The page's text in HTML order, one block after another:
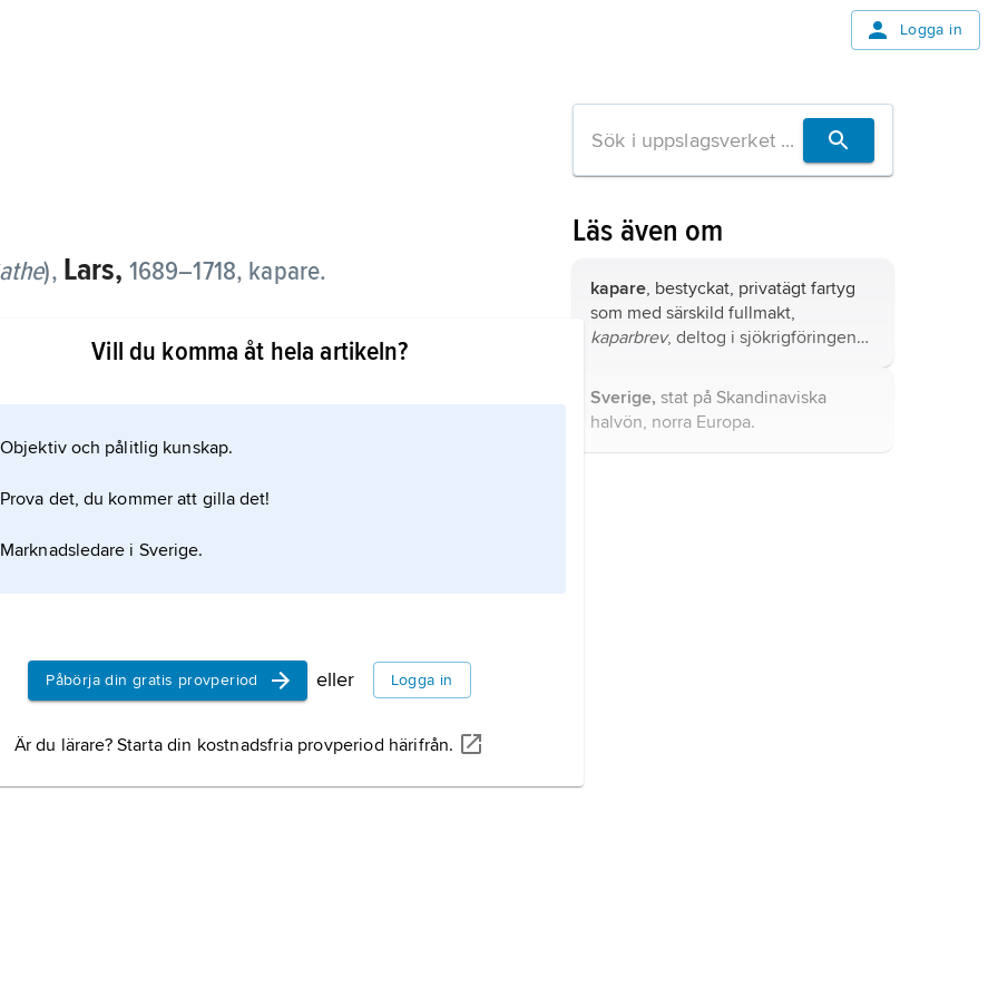
Logga in
), Lars, 1689–1718, kapare.
socken i Halland. Han erhöll 1710 kaparbrev
till kaparverksamhet och adlades för detta.
fartyg till förfogande för transporter, men
Vill du komma åt hela artikeln?
Objektiv och pålitlig kunskap.
Prova det, du kommer att gilla det!
Marknadsledare i Sverige.
Påbörja din gratis provperiod eller Logga in
Är du lärare? Starta din kostnadsfria provperiod härifrån.
Läs även om
kapare, bestyckat, privatägt fartyg
som med särskild fullmakt,
kaparbrev, deltog i sjökrigföringen
fientliga handelsfartyg och deras
laster.
Sverige, stat på Skandinaviska
halvön, norra Europa.